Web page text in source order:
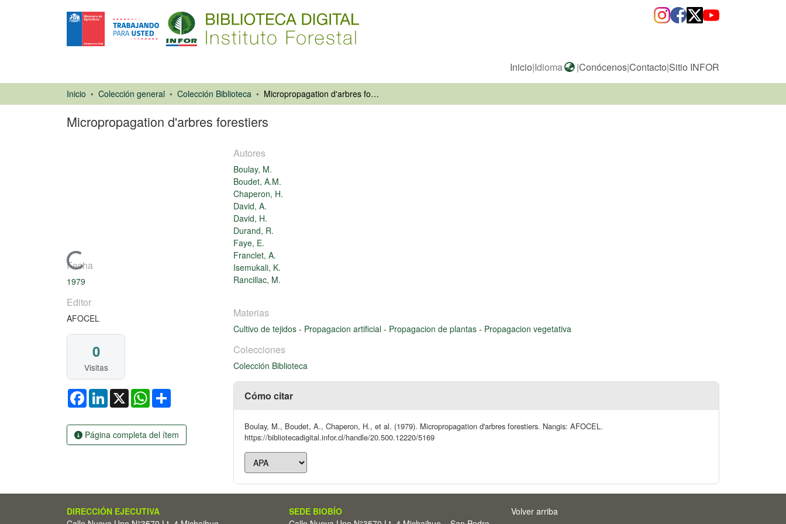
Inicio|Idioma |Conócenos|Contacto|Sitio INFOR
Inicio Colección general Colección Biblioteca Micropropagation d'arbres forestiers
Micropropagation d'arbres forestiers
Cargando...
Fecha
1979
Editor
AFOCEL
0
Visitas
FacebookLinkedIn
X WhatsApp
Página completa del ítem
Autores
Boulay, M.
Boudet, A.M.
Chaperon, H.
David, A.
David, H.
Durand, R.
Faye, E.
Franclet, A.
Isemukali, K.
Rancillac, M.
Materias
Cultivo de tejidos - Propagacion artificial - Propagacion de plantas - Propagacion vegetativa
Colecciones
Colección Biblioteca
Cómo citar
Boulay, M., Boudet, A., Chaperon, H., et al. (1979). Micropropagation d'arbres forestiers. Nangis: AFOCEL.
https://bibliotecadigital.infor.cl/handle/20.500.12220/5169
DIRECCIÓN EJECUTIVA
SEDE BIOBÍO
Volver arriba